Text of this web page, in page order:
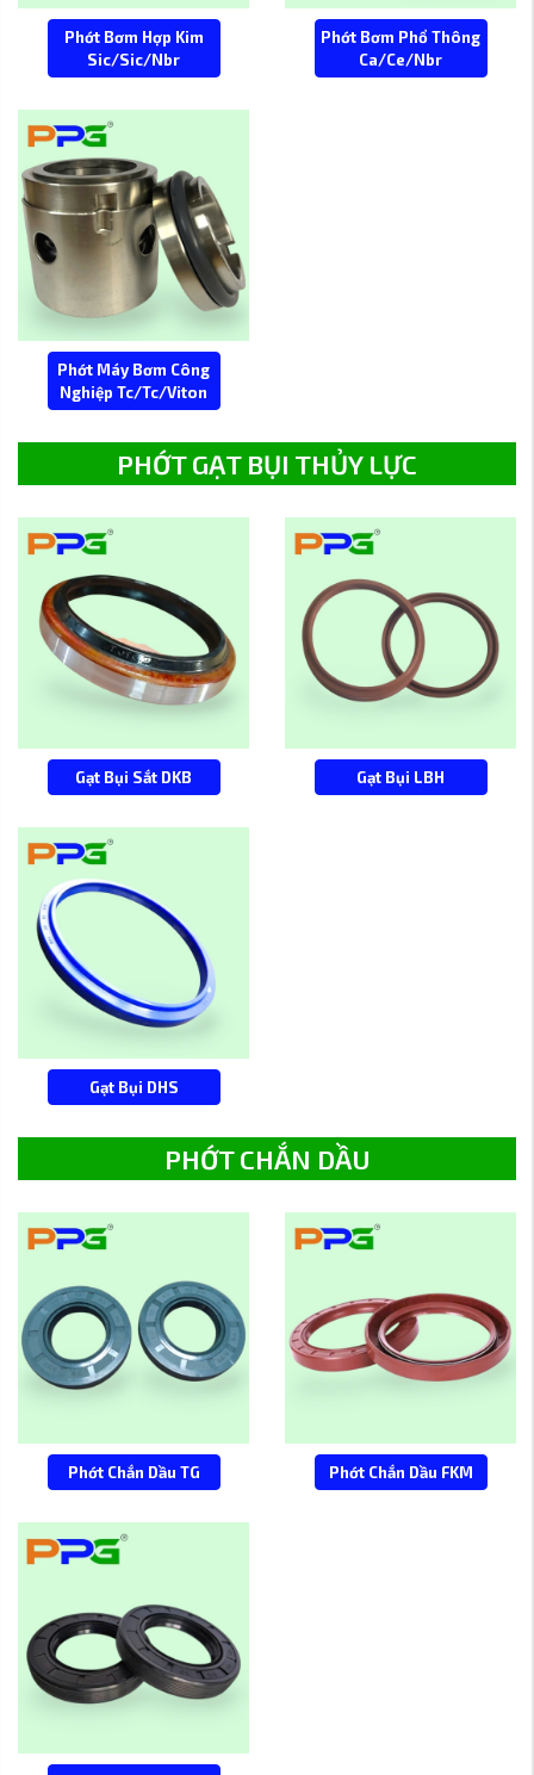
Phớt Bơm Hợp Kim
Sic/Sic/Nbr
Phớt Bơm Phổ Thông
Ca/Ce/Nbr
Phớt Máy Bơm Công
Nghiệp Tc/Tc/Viton
PHỚT GẠT BỤI THỦY LỰC
Gạt Bụi Sắt DKB Gạt Bụi LBH
Gạt Bụi DHS
PHỚT CHẮN DẦU
Phớt Chắn Dầu TG Phớt Chắn Dầu FKM